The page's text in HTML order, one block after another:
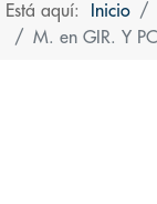
Está aquí: Inicio
M. en GIR. Y